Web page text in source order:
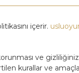
içerir.
ve
kurallar ve